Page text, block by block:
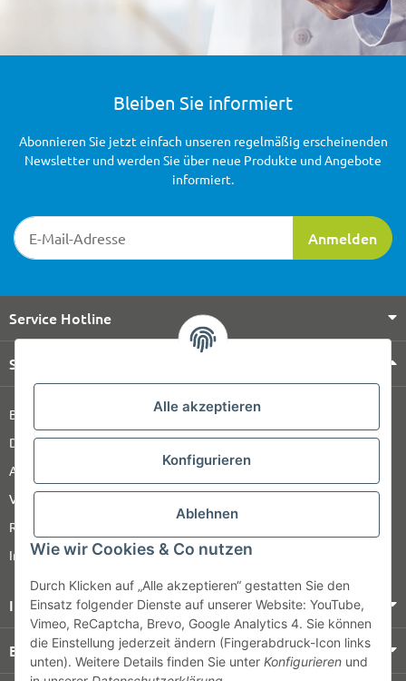
Alle akzeptieren
Konfigurieren
Ablehnen
Wie wir Cookies & Co nutzen
Durch Klicken auf „Alle akzeptieren“ gestatten Sie den
Einsatz folgender Dienste auf unserer Website: YouTube,
Vimeo, ReCaptcha, Brevo, Google Analytics 4. Sie können
die Einstellung jederzeit ändern (Fingerabdruck-Icon links
unten). Weitere Details finden Sie unter Konfigurieren und
Bleiben Sie informiert
Newsletter-Registrierung
Anmelden
Abonnieren Sie jetzt einfach unseren regelmäßig erscheinenden
Newsletter und werden Sie über neue Produkte und Angebote
informiert.
Service Hotline
Shop Service
Barrierefreiheitserklärung
Datenschutz
AGB
Versandinformationen
Retour
Impressum
Informationen
Bezahlung & Versand